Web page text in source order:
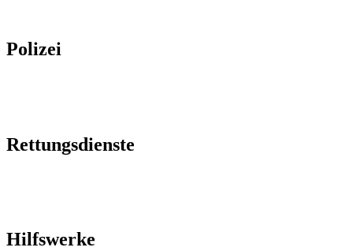
Polizei
Rettungsdienste
Hilfswerke